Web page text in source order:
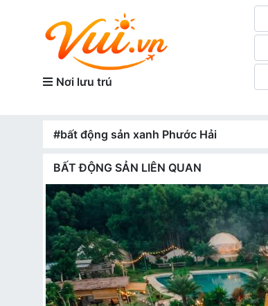
Nơi lưu trú
#bất động sản xanh Phước Hải
BẤT ĐỘNG SẢN LIÊN QUAN